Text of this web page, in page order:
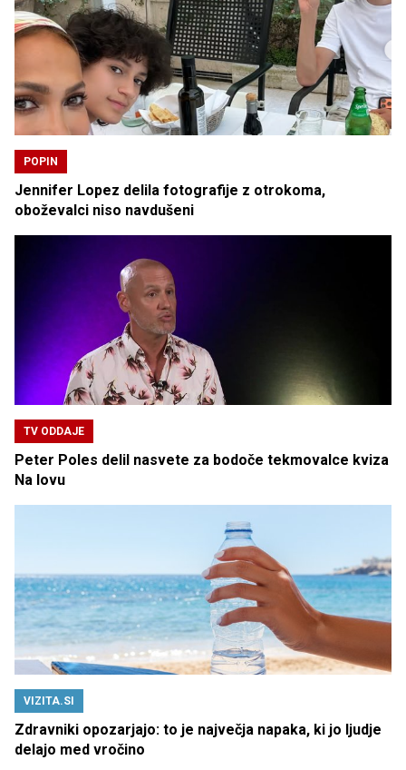
POPIN
Jennifer Lopez delila fotografije z otrokoma,
oboževalci niso navdušeni
TV ODDAJE
Peter Poles delil nasvete za bodoče tekmovalce kviza
Na lovu
VIZITA.SI
Zdravniki opozarjajo: to je največja napaka, ki jo ljudje
delajo med vročino